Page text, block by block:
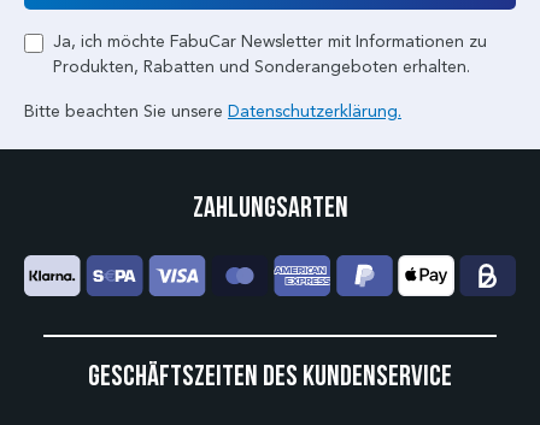
Ja, ich möchte FabuCar Newsletter mit Informationen zu
Produkten, Rabatten und Sonderangeboten erhalten.
Bitte beachten Sie unsere Datenschutzerklärung.
Geschäftszeiten des Kundenservice
Zahlungsarten